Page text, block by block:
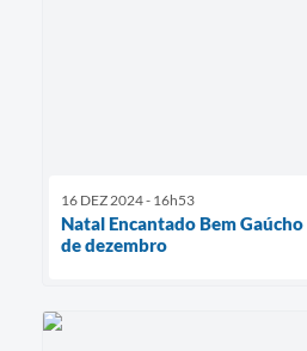
16 DEZ 2024 - 16h53
Natal Encantado Bem
de dezembro